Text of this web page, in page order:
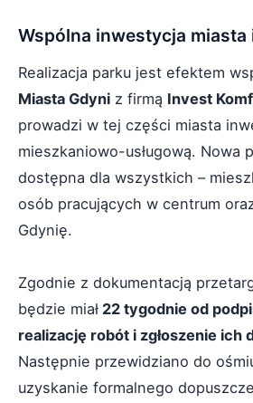
Wspólna inwestycja miasta
Realizacja parku jest efektem
Miasta Gdyni z firmą Invest
prowadzi w tej części miasta
mieszkaniowo-usługową. Nowa
dostępna dla wszystkich –
osób pracujących w centrum
Gdynię.
Zgodnie z dokumentacją
będzie miał 22 tygodnie od
realizację robót i zgłoszenie ich
Następnie przewidziano do
uzyskanie formalnego